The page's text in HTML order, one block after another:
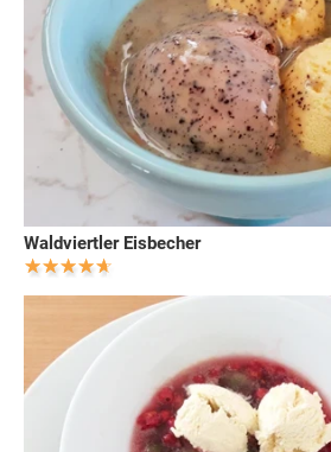
Waldviertler Eisbecher